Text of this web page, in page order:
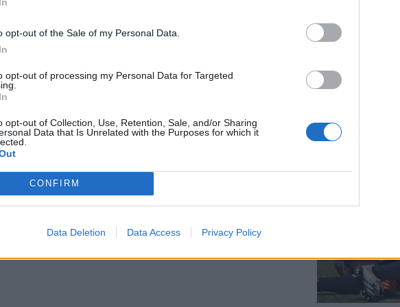
opt-out of the Sale of my Personal Data.
opt-out of processing my Personal Data for Targeted
opt-out of Collection, Use, Retention, Sale, and/or Sharing
Data that Is Unrelated with the Purposes for which it
CONFIRM
Data Deletion Data Access Privacy Policy
mete. In semifinale non è stato
Rugby:
nei
Si stimano
dalla stagione